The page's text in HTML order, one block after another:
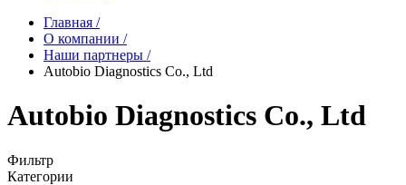
Главная /
О компании /
Наши партнеры /
Autobio Diagnostics Co., Ltd
Autobio Diagnostics Co., Ltd
Фильтр
Категории